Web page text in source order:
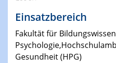
Einsatzbereich
Fakultät für
Gesundheit (HPG)